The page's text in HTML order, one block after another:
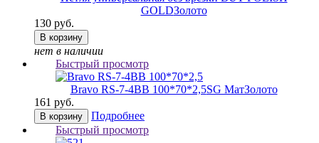
GOLDЗолото
130 руб.
В корзину
нет в наличии
Быстрый просмотр
Bravo RS-7-4BB 100*70*2,5SG МатЗолото
161 руб.
В корзину
Подробнее
Быстрый просмотр